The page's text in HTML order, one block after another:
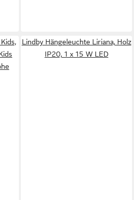
Lindby Hängeleuchte Liriana, Holz
IP20, 1 x 15 W LED